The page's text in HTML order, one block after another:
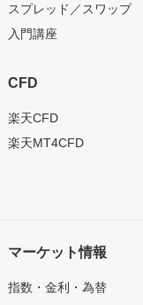
スプレッド／スワップ
入門講座
CFD
楽天CFD
楽天MT4CFD
マーケット情報
指数・金利・為替